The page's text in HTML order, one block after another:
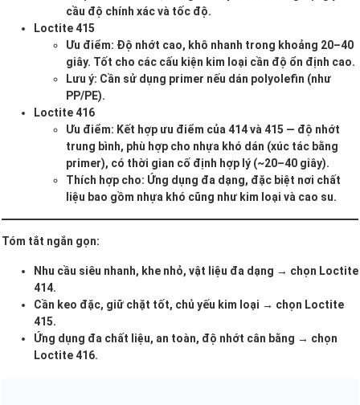
cầu độ chính xác và tốc độ.
Loctite 415
Ưu điểm: Độ nhớt cao, khô nhanh trong khoảng 20–40
giây. Tốt cho các cấu kiện kim loại cần độ ổn định cao.
Lưu ý: Cần sử dụng primer nếu dán polyolefin (như
PP/PE).
Loctite 416
Ưu điểm: Kết hợp ưu điểm của 414 và 415 — độ nhớt
trung bình, phù hợp cho nhựa khó dán (xúc tác bằng
primer), có thời gian cố định hợp lý (~20–40 giây).
Thích hợp cho: Ứng dụng đa dạng, đặc biệt nơi chất
liệu bao gồm nhựa khó cũng như kim loại và cao su.
Tóm tắt ngắn gọn:
Nhu cầu siêu nhanh, khe nhỏ, vật liệu đa dạng → chọn Loctite
414.
Cần keo đặc, giữ chặt tốt, chủ yếu kim loại → chọn Loctite
415.
Ứng dụng đa chất liệu, an toàn, độ nhớt cân bằng → chọn
Loctite 416.